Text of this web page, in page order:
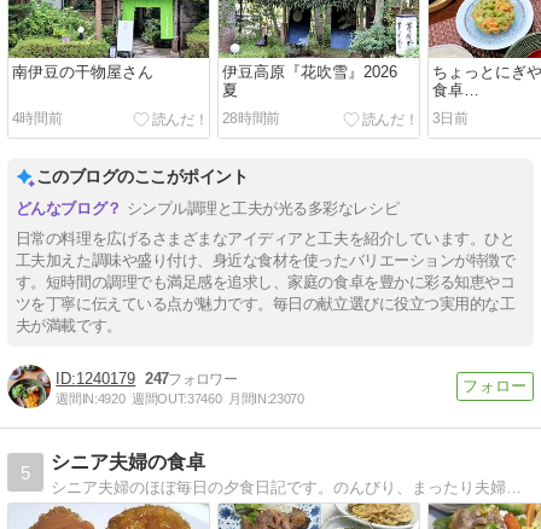
南伊豆の干物屋さん
4時間前
伊豆高原『花吹雪』2026
夏
28時間前
ちょっとにぎ
食卓…
3日前
このブログのここがポイント
シンプル調理と工夫が光る多彩なレシピ
日常の料理を広げるさまざまなアイディアと工夫を紹介しています。ひと
工夫加えた調味や盛り付け、身近な食材を使ったバリエーションが特徴で
す。短時間の調理でも満足感を追求し、家庭の食卓を豊かに彩る知恵やコ
ツを丁寧に伝えている点が魅力です。毎日の献立選びに役立つ実用的な工
夫が満載です。
1240179 247
週間IN:4920 週間OUT:37460 月間IN:23070
5
シニア夫婦の食卓
シニア夫婦のほぼ毎日の夕食日記です。のんびり、まったり夫婦のおとぼけの毎日をつづります。